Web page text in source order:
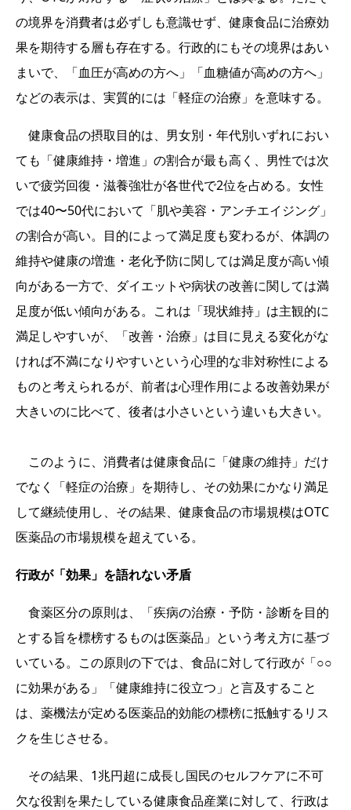
の境界を消費者は必ずしも意識せず、健康食品に治療効
果を期待する層も存在する。行政的にもその境界はあい
まいで、「血圧が高めの方へ」「血糖値が高めの方へ」
などの表示は、実質的には「軽症の治療」を意味する。
健康食品の摂取目的は、男女別・年代別いずれにおい
ても「健康維持・増進」の割合が最も高く、男性では次
いで疲労回復・滋養強壮が各世代で2位を占める。女性
では40〜50代において「肌や美容・アンチエイジング」
の割合が高い。目的によって満足度も変わるが、体調の
維持や健康の増進・老化予防に関しては満足度が高い傾
向がある一方で、ダイエットや病状の改善に関しては満
足度が低い傾向がある。これは「現状維持」は主観的に
満足しやすいが、「改善・治療」は目に見える変化がな
ければ不満になりやすいという心理的な非対称性による
ものと考えられるが、前者は心理作用による改善効果が
大きいのに比べて、後者は小さいという違いも大きい。
このように、消費者は健康食品に「健康の維持」だけ
でなく「軽症の治療」を期待し、その効果にかなり満足
して継続使用し、その結果、健康食品の市場規模はOTC
医薬品の市場規模を超えている。
行政が「効果」を語れない矛盾
食薬区分の原則は、「疾病の治療・予防・診断を目的
とする旨を標榜するものは医薬品」という考え方に基づ
いている。この原則の下では、食品に対して行政が「○○
に効果がある」「健康維持に役立つ」と言及すること
は、薬機法が定める医薬品的効能の標榜に抵触するリス
クを生じさせる。
その結果、1兆円超に成長し国民のセルフケアに不可
欠な役割を果たしている健康食品産業に対して、行政は